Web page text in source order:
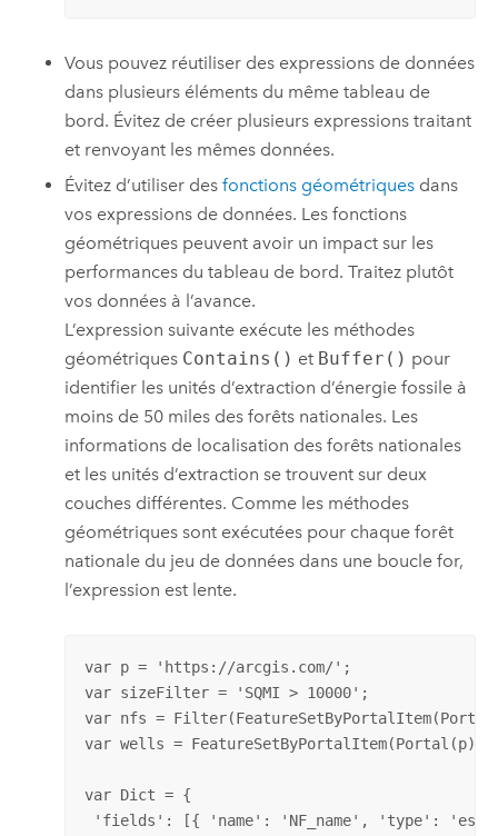
Vous pouvez réutiliser des expressions de données
dans plusieurs éléments du même tableau de
bord. Évitez de créer plusieurs expressions traitant
et renvoyant les mêmes données.
Évitez d’utiliser desfonctions géométriques dans
vos expressions de données. Les fonctions
géométriques peuvent avoir un impact sur les
performances du tableau de bord. Traitez plutôt
vos données à l’avance.
L’expression suivante exécute les méthodes
géométriques Contains() et Buffer() pour
identifier les unités d’extraction d’énergie fossile à
moins de 50 miles des forêts nationales. Les
informations de localisation des forêts nationales
et les unités d’extraction se trouvent sur deux
couches différentes. Comme les méthodes
géométriques sont exécutées pour chaque forêt
nationale du jeu de données dans une boucle for,
l’expression est lente.
var p = 'https://arcgis.com/';
var sizeFilter = 'SQMI > 10000';
var nfs =
var wells =
var Dict = {
'fields': [{ 'name': 'NF_name', 'type':